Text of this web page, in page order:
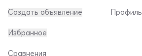
Создать объявление Профиль
Избранное
Сравнения